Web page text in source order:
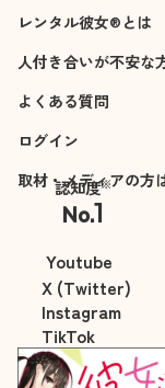
レンタル彼女®とは
人付き合いが不安な
よくある質問
ログイン
取材・メディアの方
認知度※
No.1
※自社調べ
Youtube
X (Twitter)
Instagram
TikTok